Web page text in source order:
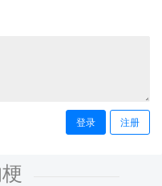
登录 注册